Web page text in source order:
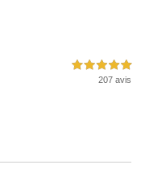
5,0 étoiles sur 5
207 avis